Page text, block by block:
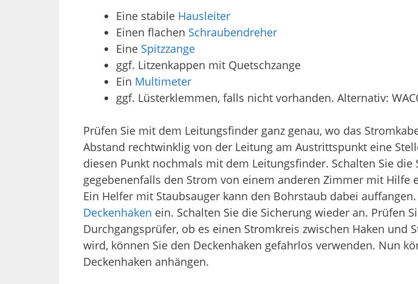
Eine stabile Hausleiter
Einen flachen Schraubendreher
Eine Spitzzange
ggf. Litzenkappen mit Quetschzange
Ein Multimeter
ggf. Lüsterklemmen, falls nicht vorhanden. Alternativ:
Prüfen Sie mit dem Leitungsfinder ganz genau, wo das
Abstand rechtwinklig von der Leitung am Austrittspunkt eine
diesen Punkt nochmals mit dem Leitungsfinder. Schalten Sie
gegebenenfalls den Strom von einem anderen Zimmer mit
Ein Helfer mit Staubsauger kann den Bohrstaub dabei
Deckenhaken ein. Schalten Sie die Sicherung wieder an. Prüfen
Durchgangsprüfer, ob es einen Stromkreis zwischen Haken
wird, können Sie den Deckenhaken gefahrlos verwenden. Nun
Deckenhaken anhängen.